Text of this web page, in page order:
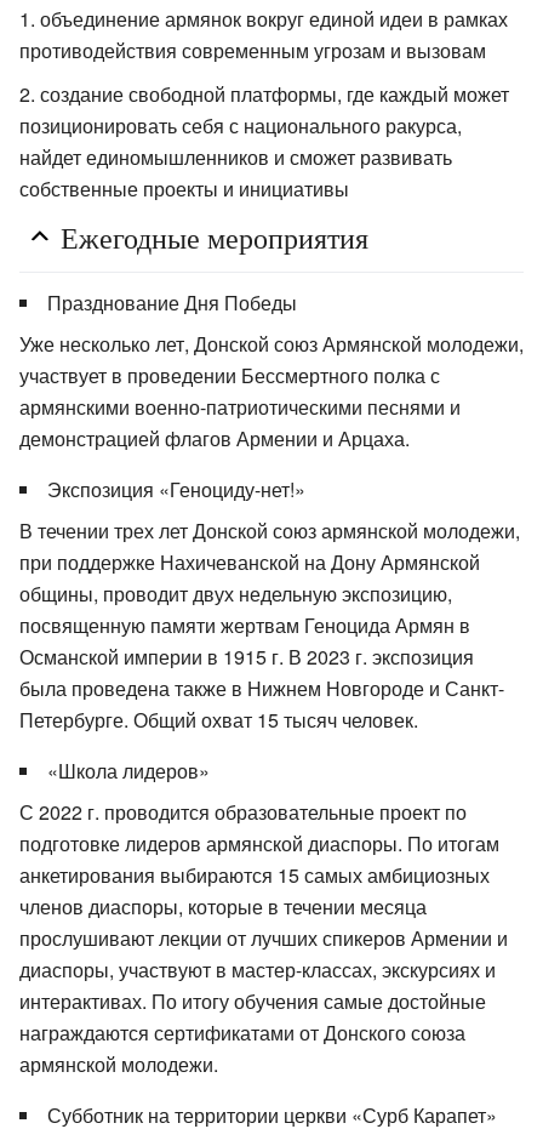
объединение армянок вокруг единой идеи в рамках
противодействия современным угрозам и вызовам
создание свободной платформы, где каждый может
позиционировать себя с национального ракурса,
найдет единомышленников и сможет развивать
собственные проекты и инициативы
Ежегодные мероприятия
Празднование Дня Победы
Уже несколько лет, Донской союз Армянской молодежи,
участвует в проведении Бессмертного полка с
армянскими военно-патриотическими песнями и
демонстрацией флагов Армении и Арцаха.
Экспозиция «Геноциду-нет!»
В течении трех лет Донской союз армянской молодежи,
при поддержке Нахичеванской на Дону Армянской
общины, проводит двух недельную экспозицию,
посвященную памяти жертвам Геноцида Армян в
Османской империи в 1915 г. В 2023 г. экспозиция
была проведена также в Нижнем Новгороде и Санкт-
Петербурге. Общий охват 15 тысяч человек.
«Школа лидеров»
С 2022 г. проводится образовательные проект по
подготовке лидеров армянской диаспоры. По итогам
анкетирования выбираются 15 самых амбициозных
членов диаспоры, которые в течении месяца
прослушивают лекции от лучших спикеров Армении и
диаспоры, участвуют в мастер-классах, экскурсиях и
интерактивах. По итогу обучения самые достойные
награждаются сертификатами от Донского союза
армянской молодежи.
Субботник на территории церкви «Сурб Карапет»